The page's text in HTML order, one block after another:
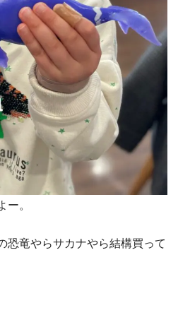
ー。
恐竜やらサカナやら結構買って